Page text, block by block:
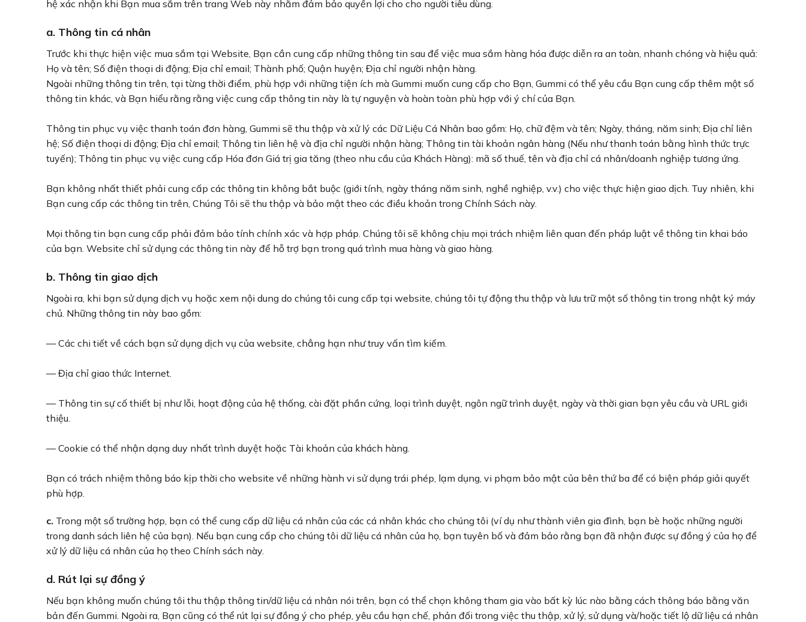
hệ xác nhận khi Bạn mua sắm trên trang Web này nhằm đảm bảo quyền lợi cho cho người tiêu dùng.
a. Thông tin cá nhân
Trước khi thực hiện việc mua sắm tại Website, Bạn cần cung cấp những thông tin sau để việc mua sắm hàng hóa được diễn ra an toàn, nhanh chóng và hiệu quả:
Họ và tên; Số điện thoại di động; Địa chỉ email; Thành phố; Quận huyện; Địa chỉ người nhận hàng.
Ngoài những thông tin trên, tại từng thời điểm, phù hợp với những tiện ích mà Gummi muốn cung cấp cho Bạn, Gummi có thể yêu cầu Bạn cung cấp thêm một số
thông tin khác, và Bạn hiểu rằng rằng việc cung cấp thông tin này là tự nguyện và hoàn toàn phù hợp với ý chí của Bạn.
Thông tin phục vụ việc thanh toán đơn hàng, Gummi sẽ thu thập và xử lý các Dữ Liệu Cá Nhân bao gồm: Họ, chữ đệm và tên; Ngày, tháng, năm sinh; Địa chỉ liên
hệ; Số điện thoại di động; Địa chỉ email; Thông tin liên hệ và địa chỉ người nhận hàng; Thông tin tài khoản ngân hàng (Nếu như thanh toán bằng hình thức trực
tuyến); Thông tin phục vụ việc cung cấp Hóa đơn Giá trị gia tăng (theo nhu cầu của Khách Hàng): mã số thuế, tên và địa chỉ cá nhân/doanh nghiệp tương ứng.
Bạn không nhất thiết phải cung cấp các thông tin không bắt buộc (giới tính, ngày tháng năm sinh, nghề nghiệp, v.v.) cho việc thực hiện giao dịch. Tuy nhiên, khi
Bạn cung cấp các thông tin trên, Chúng Tôi sẽ thu thập và bảo mật theo các điều khoản trong Chính Sách này.
Mọi thông tin bạn cung cấp phải đảm bảo tính chính xác và hợp pháp. Chúng tôi sẽ không chịu mọi trách nhiệm liên quan đến pháp luật về thông tin khai báo
của bạn. Website chỉ sử dụng các thông tin này để hỗ trợ bạn trong quá trình mua hàng và giao hàng.
b. Thông tin giao dịch
Ngoài ra, khi bạn sử dụng dịch vụ hoặc xem nội dung do chúng tôi cung cấp tại website, chúng tôi tự động thu thập và lưu trữ một số thông tin trong nhật ký máy
chủ. Những thông tin này bao gồm:
— Các chi tiết về cách bạn sử dụng dịch vụ của website, chẳng hạn như truy vấn tìm kiếm.
— Địa chỉ giao thức Internet.
— Thông tin sự cố thiết bị như lỗi, hoạt động của hệ thống, cài đặt phần cứng, loại trình duyệt, ngôn ngữ trình duyệt, ngày và thời gian bạn yêu cầu và URL giới
thiệu.
— Cookie có thể nhận dạng duy nhất trình duyệt hoặc Tài khoản của khách hàng.
Bạn có trách nhiệm thông báo kịp thời cho website về những hành vi sử dụng trái phép, lạm dụng, vi phạm bảo mật của bên thứ ba để có biện pháp giải quyết
phù hợp.
c. Trong một số trường hợp, bạn có thể cung cấp dữ liệu cá nhân của các cá nhân khác cho chúng tôi (ví dụ như thành viên gia đình, bạn bè hoặc những người
trong danh sách liên hệ của bạn). Nếu bạn cung cấp cho chúng tôi dữ liệu cá nhân của họ, bạn tuyên bố và đảm bảo rằng bạn đã nhận được sự đồng ý của họ để
xử lý dữ liệu cá nhân của họ theo Chính sách này.
d. Rút lại sự đồng ý
Nếu bạn không muốn chúng tôi thu thập thông tin/dữ liệu cá nhân nói trên, bạn có thể chọn không tham gia vào bất kỳ lúc nào bằng cách thông báo bằng văn
bản đến Gummi. Ngoài ra, Bạn cũng có thể rút lại sự đồng ý cho phép, yêu cầu hạn chế, phản đối trong việc thu thập, xử lý, sử dụng và/hoặc tiết lộ dữ liệu cá nhân